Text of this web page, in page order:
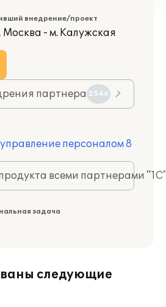
внедрение/проект
- м. Калужская
партнера 2546
персоналом 8
всеми партнерами
задача
следующие